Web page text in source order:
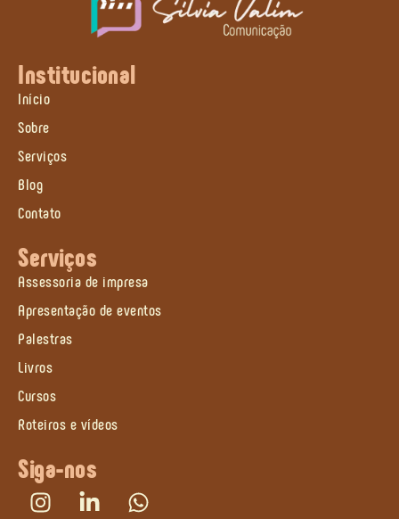
Institucional
Início
Sobre
Serviços
Blog
Contato
Serviços
Assessoria de impresa
Apresentação de eventos
Palestras
Livros
Cursos
Roteiros e vídeos
Siga-nos